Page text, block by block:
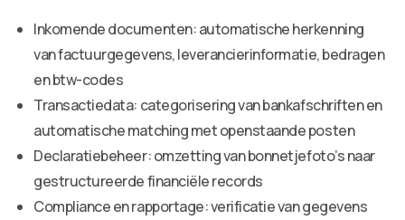
Inkomende documenten: automatische herkenning
van factuurgegevens, leverancierinformatie, bedragen
en btw-codes
Transactiedata: categorisering van bankafschriften en
automatische matching met openstaande posten
Declaratiebeheer: omzetting van bonnetjefoto’s naar
gestructureerde financiële records
Compliance en rapportage: verificatie van gegevens